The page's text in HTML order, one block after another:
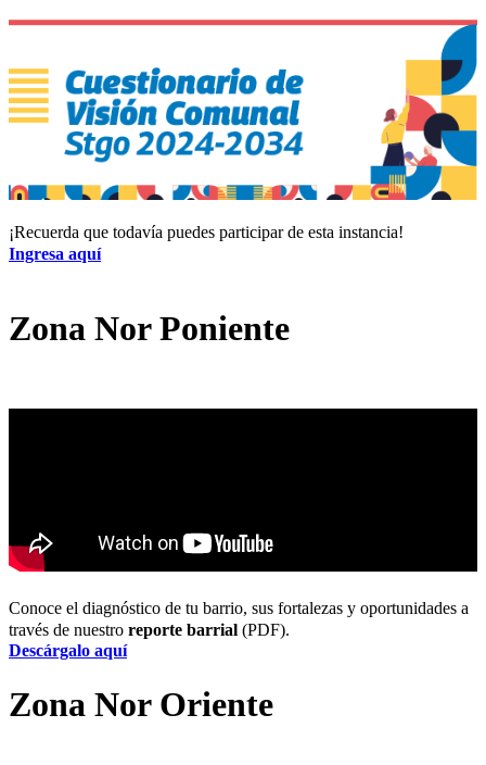
¡Recuerda que todavía puedes participar de esta instancia!
Ingresa aquí
Zona Nor Poniente
Conoce el diagnóstico de tu barrio, sus fortalezas y oportunidades a
través de nuestro reporte barrial (PDF).
Descárgalo aquí
Zona Nor Oriente